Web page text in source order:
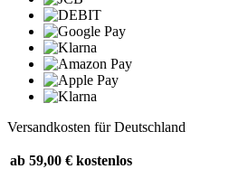
Versandkosten für Deutschland
ab 59,00 € kostenlos